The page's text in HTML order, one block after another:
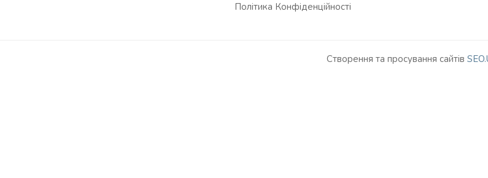
Політика Конфіденційності
Створення та просування сайтів